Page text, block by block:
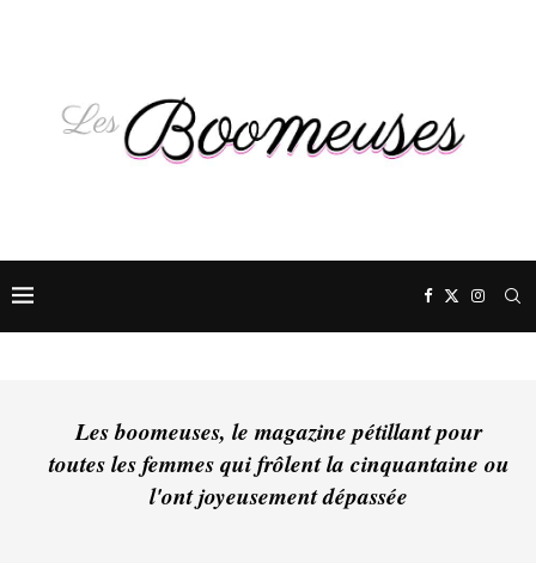
Les boomeuses, le magazine pétillant pour
toutes les femmes qui frôlent la cinquantaine ou
l'ont joyeusement dépassée